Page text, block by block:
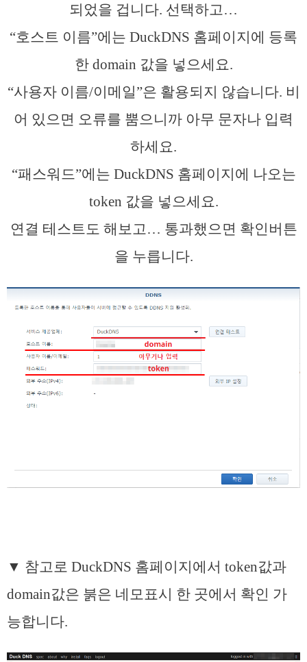
되었을 겁니다. 선택하고…
“호스트 이름”에는 DuckDNS 홈페이지에 등록
한 domain 값을 넣으세요.
“사용자 이름/이메일”은 활용되지 않습니다. 비
어 있으면 오류를 뿜으니까 아무 문자나 입력
하세요.
“패스워드”에는 DuckDNS 홈페이지에 나오는
token 값을 넣으세요.
연결 테스트도 해보고… 통과했으면 확인버튼
을 누릅니다.
▼ 참고로 DuckDNS 홈페이지에서 token값과
domain값은 붉은 네모표시 한 곳에서 확인 가
능합니다.